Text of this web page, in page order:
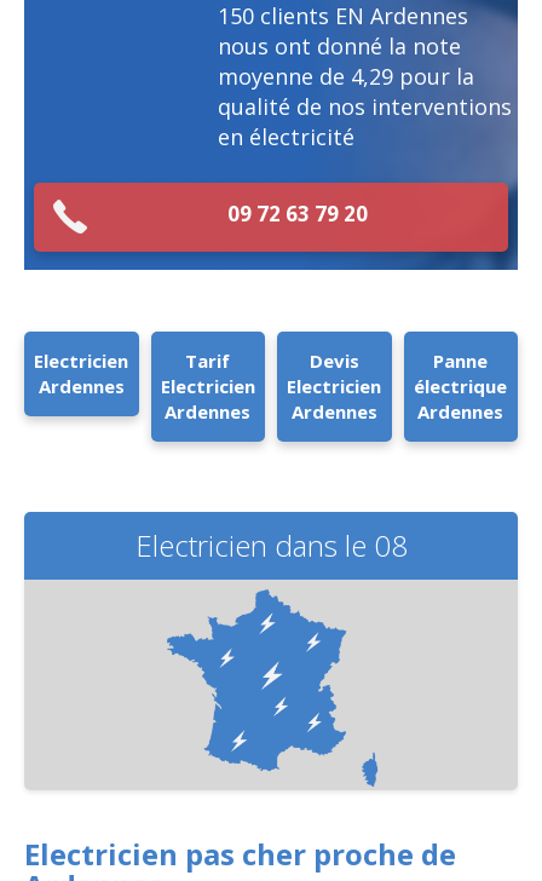
150 clients EN Ardennes
nous ont donné la note
moyenne de 4,29 pour la
qualité de nos interventions
en électricité
09 72 63 79 20
Electricien
Ardennes
Tarif
Electricien
Ardennes
Devis
Electricien
Ardennes
Panne
électrique
Ardennes
Electricien dans le 08
Electricien pas cher proche de